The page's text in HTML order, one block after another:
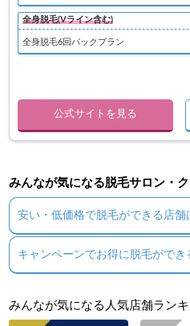
全身脱毛(Vライン含む)
全身脱毛6回パックプラン
公式サイトを見る
みんなが気になる脱毛サロン・
安い・低価格で脱毛ができる店舗
キャンペーンでお得に脱毛ができ
みんなが気になる人気店舗ラン